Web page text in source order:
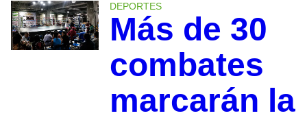
DEPORTES
Más de 30
combates
marcarán la